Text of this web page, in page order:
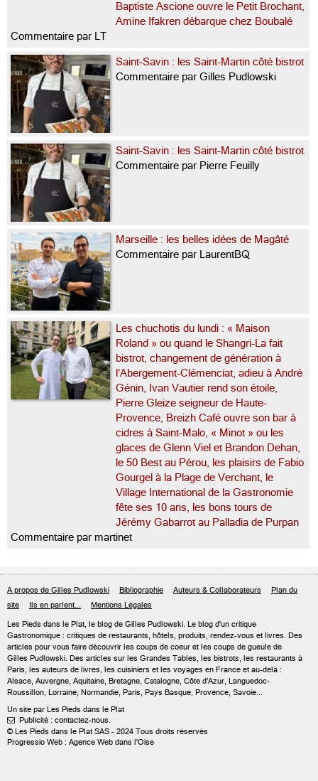
Baptiste Ascione ouvre le Petit Brochant,
Amine Ifakren débarque chez Boubalé
Commentaire par LT
Saint-Savin : les Saint-Martin côté bistrot
Commentaire par Gilles Pudlowski
Saint-Savin : les Saint-Martin côté bistrot
Commentaire par Pierre Feuilly
Marseille : les belles idées de Magâté
Commentaire par LaurentBQ
Les chuchotis du lundi : « Maison
Roland » ou quand le Shangri-La fait
bistrot, changement de génération à
l’Abergement-Clémenciat, adieu à André
Génin, Ivan Vautier rend son étoile,
Pierre Gleize seigneur de Haute-
Provence, Breizh Café ouvre son bar à
cidres à Saint-Malo, « Minot » ou les
glaces de Glenn Viel et Brandon Dehan,
le 50 Best au Pérou, les plaisirs de Fabio
Gourgel à la Plage de Verchant, le
Village International de la Gastronomie
fête ses 10 ans, les bons tours de
Jérémy Gabarrot au Palladia de Purpan
Commentaire par martinet
A propos de Gilles Pudlowski Bibliographie Auteurs & Collaborateurs
Plan du
site
Ils en parlent... Mentions Légales
Les Pieds dans le Plat, le blog de Gilles Pudlowski. Le blog d'un critique
Gastronomique : critiques de restaurants, hôtels, produits, rendez-vous et livres. Des
articles pour vous faire découvrir les coups de coeur et les coups de gueule de
Gilles Pudlowski. Des articles sur les Grandes Tables, les bistrots, les restaurants à
Paris, les auteurs de livres, les cuisiniers et les voyages en France et au-delà :
Alsace, Auvergne, Aquitaine, Bretagne, Catalogne, Côte d'Azur, Languedoc-
Roussillon, Lorraine, Normandie, Paris, Pays Basque, Provence, Savoie...
Un site par Les Pieds dans le Plat
 Publicité : contactez-nous.
© Les Pieds dans le Plat SAS - 2024 Tous droits réservés
Progressio Web : Agence Web dans l'Oise